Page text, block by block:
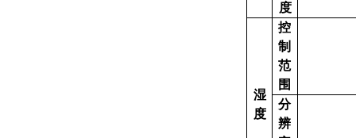
度
湿
度
控
制
范
围
分
辨